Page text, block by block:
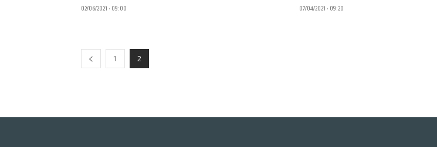
02/06/2021 • 09:00 07/04/2021 • 09:20
1 2